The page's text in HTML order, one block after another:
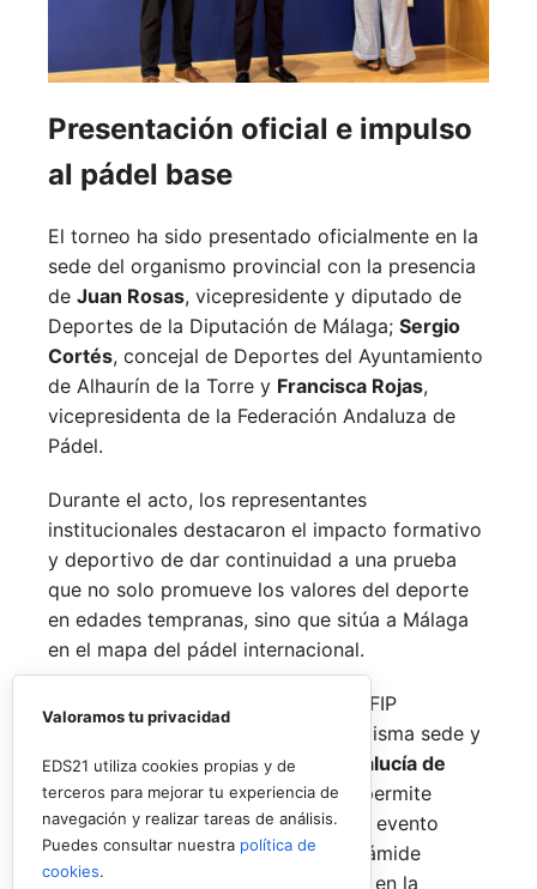
Presentación oficial e impulso
al pádel base
El torneo ha sido presentado oficialmente en la
sede del organismo provincial con la presencia
de Juan Rosas, vicepresidente y diputado de
Deportes de la Diputación de Málaga; Sergio
Cortés, concejal de Deportes del Ayuntamiento
de Alhaurín de la Torre y Francisca Rojas,
vicepresidenta de la Federación Andaluza de
Pádel.
Durante el acto, los representantes
institucionales destacaron el impacto formativo
y deportivo de dar continuidad a una prueba
que no solo promueve los valores del deporte
en edades tempranas, sino que sitúa a Málaga
en el mapa del pádel internacional.
De forma paralela al desarrollo del FIP
Promises, la FAP organizará en la misma sede y
fechas losInternacionales de Andalucía de
Menores 2026. Esta cita paralela permite
incorporar la categoríabenjamín
al evento
global, completando así toda la pirámide
formativa.
El plazo para registrarse en la
Valoramos tu privacidad
EDS21 utiliza cookies propias y de
terceros para mejorar tu experiencia de
navegación y realizar tareas de análisis.
Puedes consultar nuestra política de
cookies.